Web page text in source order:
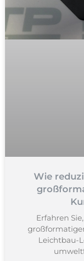
Wie
Erfahren
Leichtbau-